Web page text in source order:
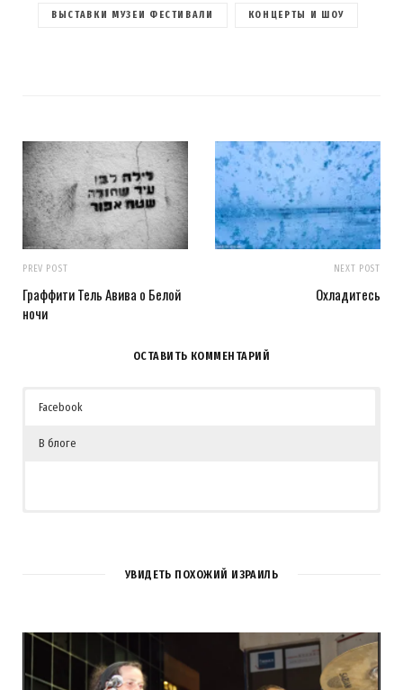
ВЫСТАВКИ МУЗЕИ ФЕСТИВАЛИ КОНЦЕРТЫ И ШОУ
PREV POST
Граффити Тель Авива о Белой
ночи
NEXT POST
Охладитесь
ОСТАВИТЬ КОММЕНТАРИЙ
Facebook
В блоге
2КОММЕНТАРИЯ
Светлана Мицулявичус
12 ЛЕТ AGO
REPLY
УВИДЕТЬ ПОХОЖИЙ ИЗРАИЛЬ